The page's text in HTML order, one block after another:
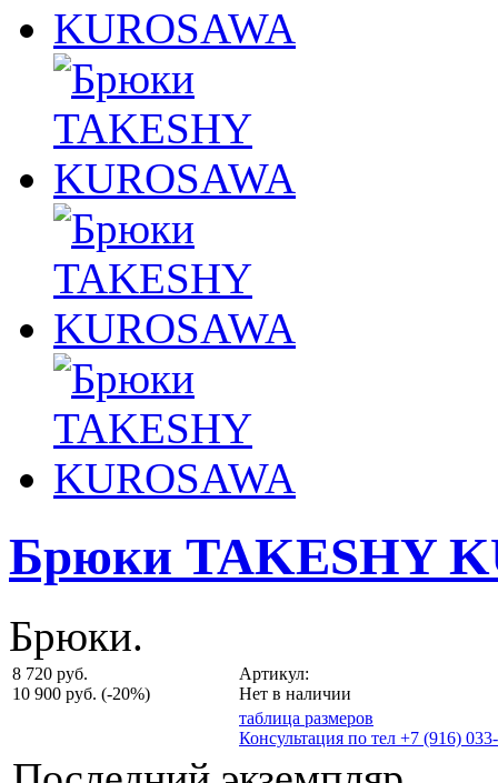
Брюки TAKESHY
Брюки.
8 720 руб.
10 900 руб. (-20%)
Артикул:
Нет в наличии
таблица размеров
Консультация по тел +7 (916)